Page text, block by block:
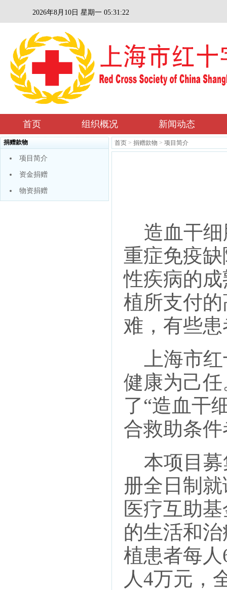
2026年8月10日 星期一 05:31:23
首页 组织概况 新闻动态
捐赠款物
项目简介
资金捐赠
物资捐赠
首页 > 捐赠款物 > 项目简介
造血干细
重症免疫
性疾病的
植所支付
难，有些
上海市红
健康为己
了“造血干
合救助条
本项目募
册全日制
医疗互助
的生活和
植患者每
人4万元，